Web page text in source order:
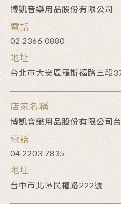
博凱音樂用品股份有限公司
電話
02 2366 0880
地址
台北市大安區羅斯福路三段
店家名稱
博凱音樂用品股份有限公司
電話
04 2203 7835
地址
台中市北區民權路222號